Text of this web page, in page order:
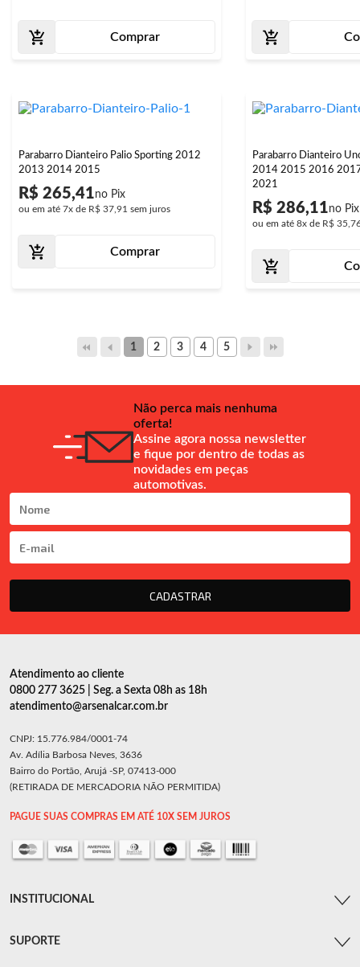
Comprar
Parabarro Dianteiro Palio Sporting 2012
2013 2014 2015
R$ 265,41
ou em até 7x de R$ 37,91 sem juros
Comprar
Parabarro Dianteiro
2014 2015 2016
2021
R$ 286,11
ou em até 8x de R$
1 2 3 4 5
Não perca mais nenhuma
oferta!
Assine agora nossa newsletter
e fique por dentro de todas as
novidades em peças
automotivas.
CADASTRAR
Atendimento ao cliente
0800 277 3625 | Seg. a Sexta 08h as 18h
atendimento@arsenalcar.com.br
CNPJ: 15.776.984/0001-74
Av. Adília Barbosa Neves, 3636
Bairro do Portão, Arujá -SP, 07413-000
(RETIRADA DE MERCADORIA NÃO PERMITIDA)
PAGUE SUAS COMPRAS EM ATÉ 10X SEM JUROS
INSTITUCIONAL
SUPORTE